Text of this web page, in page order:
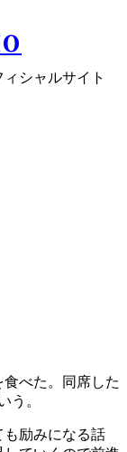
シャルサイト
べた。同席した
う。
も励みになる話